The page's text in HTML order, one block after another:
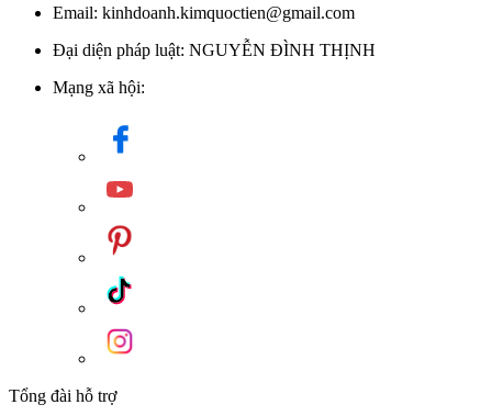
Email: kinhdoanh.kimquoctien@gmail.com
Đại diện pháp luật: NGUYỄN ĐÌNH THỊNH
Mạng xã hội:
Tổng đài hỗ trợ